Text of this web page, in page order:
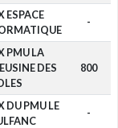
ESPACE
-
PMU LA
DES
800
DU PMU LE
-